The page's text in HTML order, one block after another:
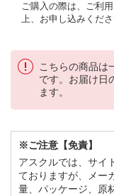
ご購入の際は、ご利用
上、お申し込みくださ
こちらの商品は
です。お届け日
ます。
※ご注意【免責】
アスクルでは、サイ
ておりますが、メー
量、パッケージ、原